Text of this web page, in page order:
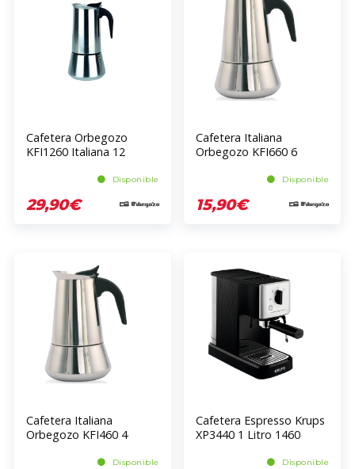
Cafetera Orbegozo
KFI1260 Italiana 12
274x148x0mm
Disponible
29,90€
Cafetera Italiana
Orbegozo KFI660 6
Disponible
15,90€
Cafetera Italiana
Orbegozo KFI460 4
Disponible
Cafetera Espresso Krups
XP3440 1 Litro 1460
Disponible